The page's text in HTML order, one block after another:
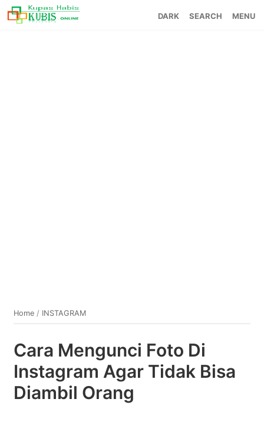
SEARCH MENU
Home / INSTAGRAM
Cara Mengunci Foto Di
Instagram Agar Tidak Bisa
Diambil Orang